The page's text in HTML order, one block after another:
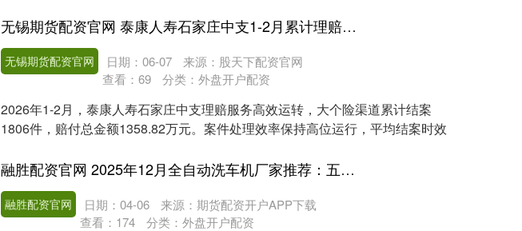
无锡期货配资官网 泰康人寿石家庄中支1-2月累计理赔1358万元
无锡期货配资官网 日期：06-07
来源：股天下配资官网
查看： 69 分类： 外盘开户配资
2026年1-2月，泰康人寿石家庄中支理赔服务高效运转，大个险渠道累计结案
1806件，赔付总金额1358.82万元。案件处理效率保持高位运行，平均结案时效
融胜配资官网 2025年12月全自动洗车机厂家推荐：五大品牌全维度对比评测榜
融胜配资官网 日期：04-06
来源：期货配资开户APP下载
查看： 174 分类： 外盘开户配资